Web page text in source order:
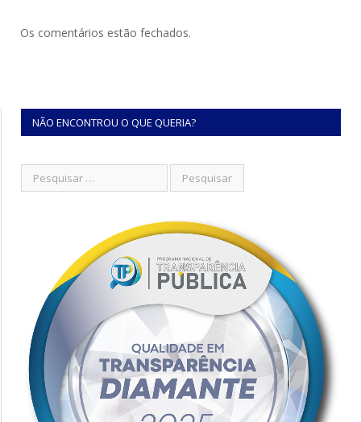
Os comentários estão fechados.
NÃO ENCONTROU O QUE QUERIA?